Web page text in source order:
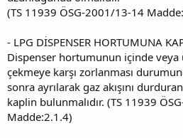
(TS 11939 ÖSG-2001/13-14
- LPG DİSPENSER HORTUMUNA
Dispenser hortumunun içinde
çekmeye karşı zorlanması
sonra ayrılarak gaz akışını
kaplin bulunmalıdır. (TS 11939
Madde:2.1.4)